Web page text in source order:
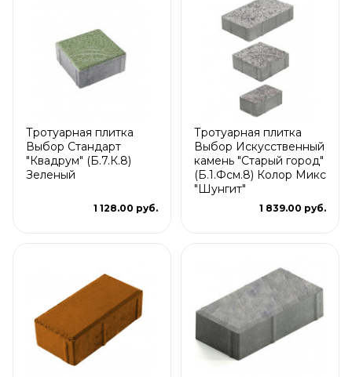
Тротуарная плитка
Выбор Стандарт
"Квадрум" (Б.7.К.8)
Зеленый
1 128.00 руб.
Тротуарная плитка
Выбор Искусственный
камень "Старый город"
(Б.1.Фсм.8) Колор Микс
"Шунгит"
1 839.00 руб.